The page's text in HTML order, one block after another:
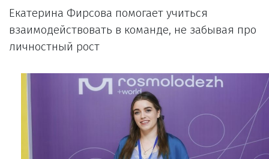
Екатерина Фирсова помогает учиться
взаимодействовать в команде, не забывая про
личностный рост